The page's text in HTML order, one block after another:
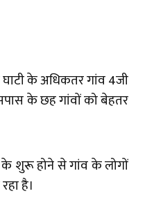
घाटी के अधिकतर गांव 4जी
के छह गांवों को बेहतर
के शुरू होने से गांव के लोगों
है।